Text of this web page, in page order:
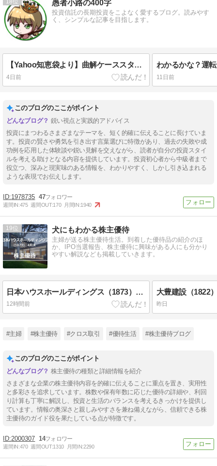
愚者小路の400字
投資信託の長期投資をこよなく愛するブログ。読みやす
く、シンプルな記事を目指します。
【Yahoo知恵袋より】曲解ケーススタディ。20代の6割が投資をするようになる未来が！？を400字で。
4日前 11日前
このブログのここがポイント
鋭い視点と実践的アドバイス
投資にまつわるさまざまなテーマを、短く的確に伝えることに長けていま
す。投資の賢さや勇気を引き出す言葉選びに特徴があり、過去の失敗や成
功例を応用した体験談や鋭い見解を交えながら、読者が自分の投資スタイ
ルを考える助けとなる内容を提供しています。投資初心者から中級者まで
役立つ、深みと現実味のある情報を、わかりやすく、しかし引き込まれる
ような表現でお伝えします。
1978735 47
週間IN:475 週間OUT:170 月間IN:1940
19 犬にもわかる株主優待
主婦が送る株主優待生活。到着した優待品の紹介のほ
か、IPO当選報告、株主優待に興味がある人にも分かり
やすい解説なども掲載していきます。
日本ハウスホールディングス（1873）株主優待 自社グループ会社の高級食品（4月末優待）
12時間前 昨日
#主婦 #株主優待 #クロス取引 #優待生活 #株主優待ブログ
このブログのここがポイント
株主優待の種類と詳細情報を紹介
さまざまな企業の株主優待内容を的確に伝えることに重点を置き、実用性
と多彩さを追求しています。株数や保有年数に応じた優待の詳細や、利回
り計算も丁寧に解説し、投資と生活のバランスを考えるきっかけを提供し
ています。情報の奥深さと親しみやすさを兼ね備えながら、信頼できる株
主優待のガイド役を果たしている点が特徴です。
2000307 14
週間IN:470 週間OUT:1310 月間IN:2290